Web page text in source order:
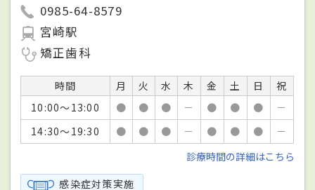
0985-64-8579
宮崎駅
矯正歯科
時間 月 火 水 木 金 土 日
祝
10:00～13:00
● ● ● － ● ● ●
－
14:30～19:30
● ● ● － ● ● ●
－
診療時間の詳細はこちら
感染症対策実施